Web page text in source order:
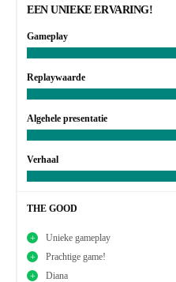
EEN UNIEKE ERVARING!
Gameplay
Replaywaarde
Algehele presentatie
Verhaal
THE GOOD
Unieke gameplay
Prachtige game!
Diana